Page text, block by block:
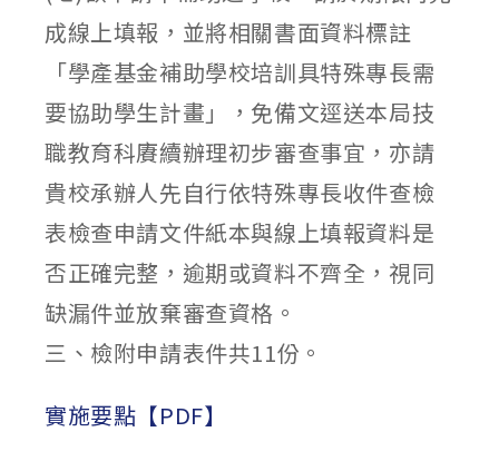
成線上填報，並將相關書面資料標註
「學產基金補助學校培訓具特殊專長需
要協助學生計畫」，免備文逕送本局技
職教育科賡續辦理初步審查事宜，亦請
貴校承辦人先自行依特殊專長收件查檢
表檢查申請文件紙本與線上填報資料是
否正確完整，逾期或資料不齊全，視同
缺漏件並放棄審查資格。
三、檢附申請表件共11份。
實施要點【PDF】